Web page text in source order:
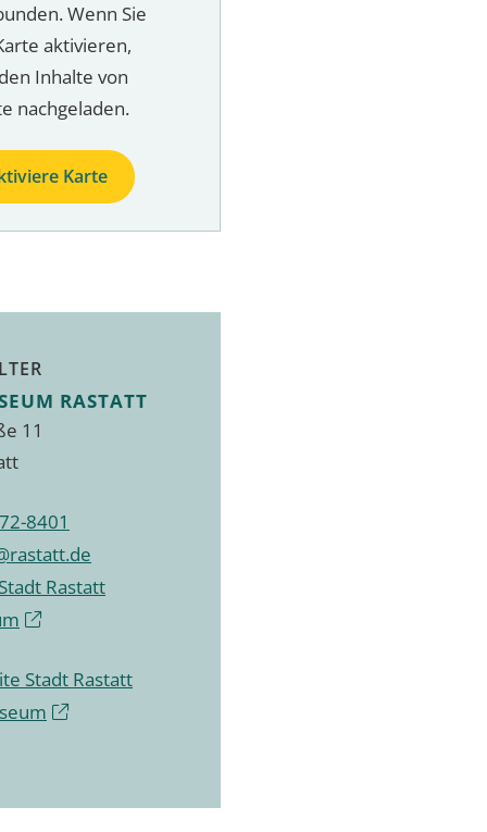
Wenn Sie
aktivieren,
Inhalte von
nachgeladen.
Karte
RASTATT
11
8401
Rastatt
Stadt Rastatt